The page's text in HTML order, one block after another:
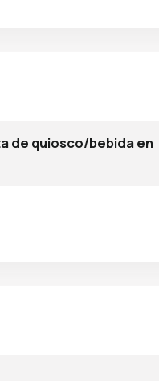
de quiosco/bebida en